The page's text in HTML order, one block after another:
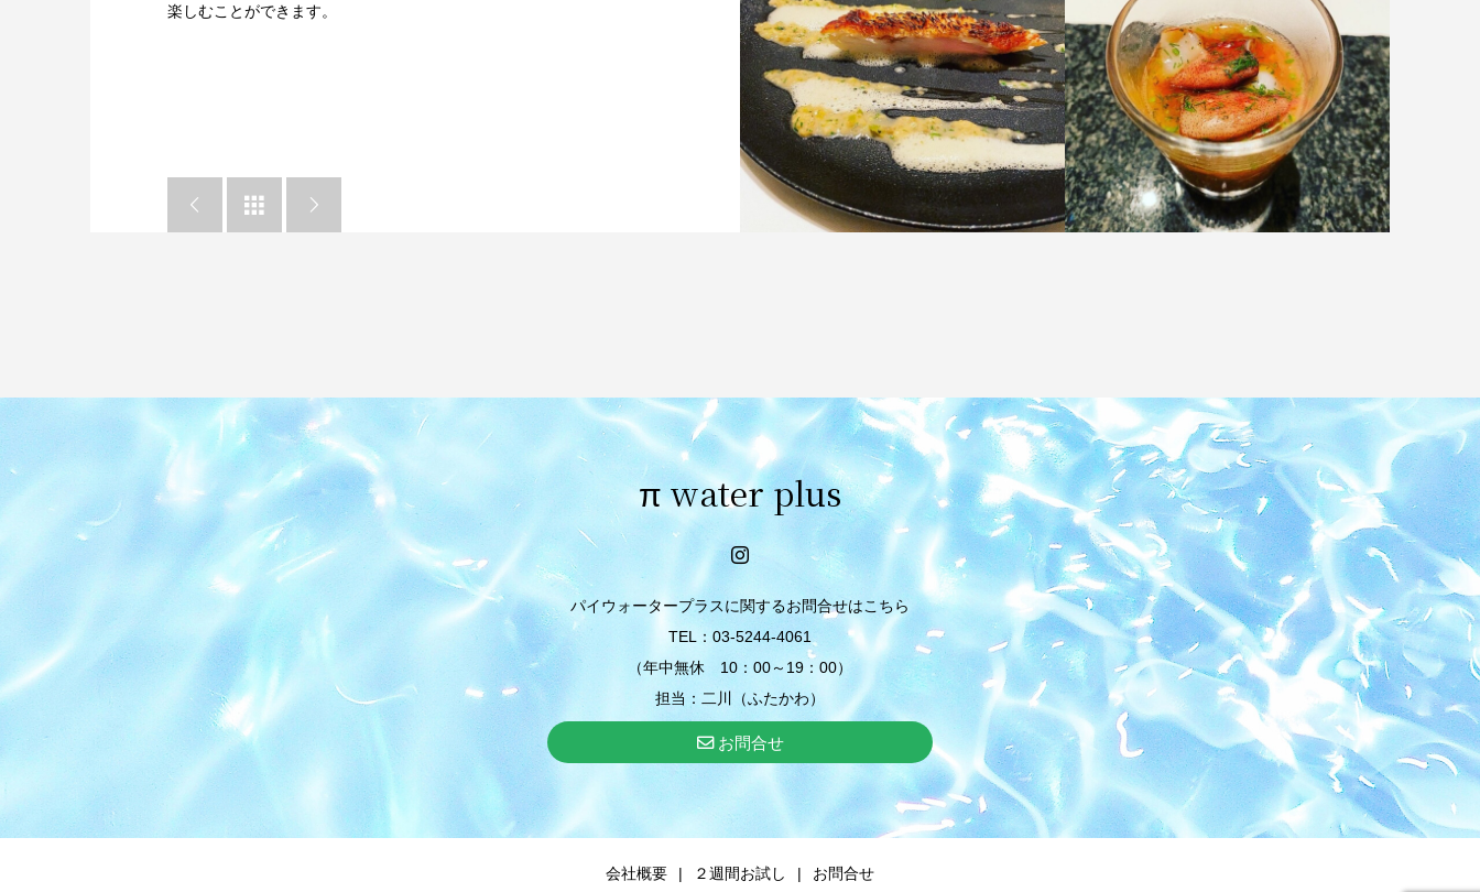
楽しむことができます。
  
π water plus
パイウォータープラスに関するお問合せはこちら
TEL：03-5244-4061
（年中無休 10：00～19：00）
担当：二川（ふたかわ）
お問合せ
会社概要 ２週間お試し お問合せ